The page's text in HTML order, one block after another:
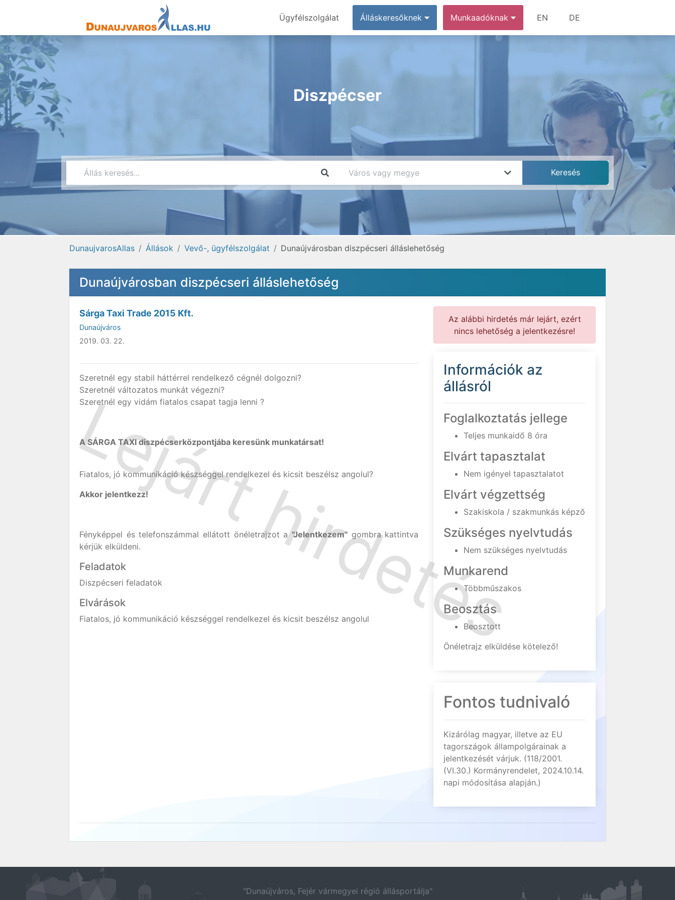
Ügyfélszolgálat Álláskeresőknek Munkaadóknak EN DE
Diszpécser
DunaujvarosAllas Állások Vevő-, ügyfélszolgálat Dunaújvárosban diszpécseri álláslehetőség
Dunaújvárosban diszpécseri álláslehetőség
Sárga Taxi Trade 2015 Kft.
Dunaújváros
2019. 03. 22.
Szeretnél egy stabil háttérrel rendelkező cégnél dolgozni?
Szeretnél változatos munkát végezni?
Szeretnél egy vidám fiatalos csapat tagja lenni ?
A SÁRGA TAXI diszpécserközpontjába keresünk munkatársat!
Fiatalos, jó kommunikáció készséggel rendelkezel és kicsit beszélsz angolul?
Akkor jelentkezz!
Fényképpel és telefonszámmal ellátott önéletrajzot a"Jelentkezem" gombra kattintva
kérjük elküldeni.
Feladatok
Diszpécseri feladatok
Elvárások
Fiatalos, jó kommunikáció készséggel rendelkezel és kicsit beszélsz angolul
Az alábbi hirdetés már lejárt, ezért
nincs lehetőség a jelentkezésre!
Információk az
állásról
Foglalkoztatás jellege
Teljes munkaidő 8 óra
Elvárt tapasztalat
Nem igényel tapasztalatot
Elvárt végzettség
Szakiskola / szakmunkás képző
Szükséges nyelvtudás
Nem szükséges nyelvtudás
Munkarend
Többműszakos
Beosztás
Beosztott
Önéletrajz elküldése kötelező!
Fontos tudnivaló
Kizárólag magyar, illetve az EU
tagországok állampolgárainak a
jelentkezését várjuk. (118/2001.
(VI.30.) Kormányrendelet, 2024.10.14.
napi módosítása alapján.)
"Dunaújváros, Fejér vármegyei régió állásportálja"